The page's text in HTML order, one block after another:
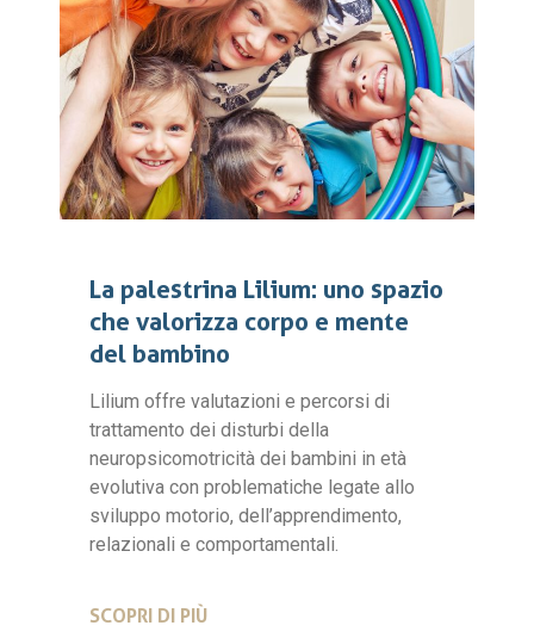
La palestrina Lilium: uno spazio
che valorizza corpo e mente
del bambino
Lilium offre valutazioni e percorsi di
trattamento dei disturbi della
neuropsicomotricità dei bambini in età
evolutiva con problematiche legate allo
sviluppo motorio, dell’apprendimento,
relazionali e comportamentali.
SCOPRI DI PIÙ